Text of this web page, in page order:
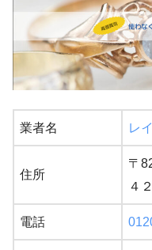
業者名 レ
住所
〒
４
電話